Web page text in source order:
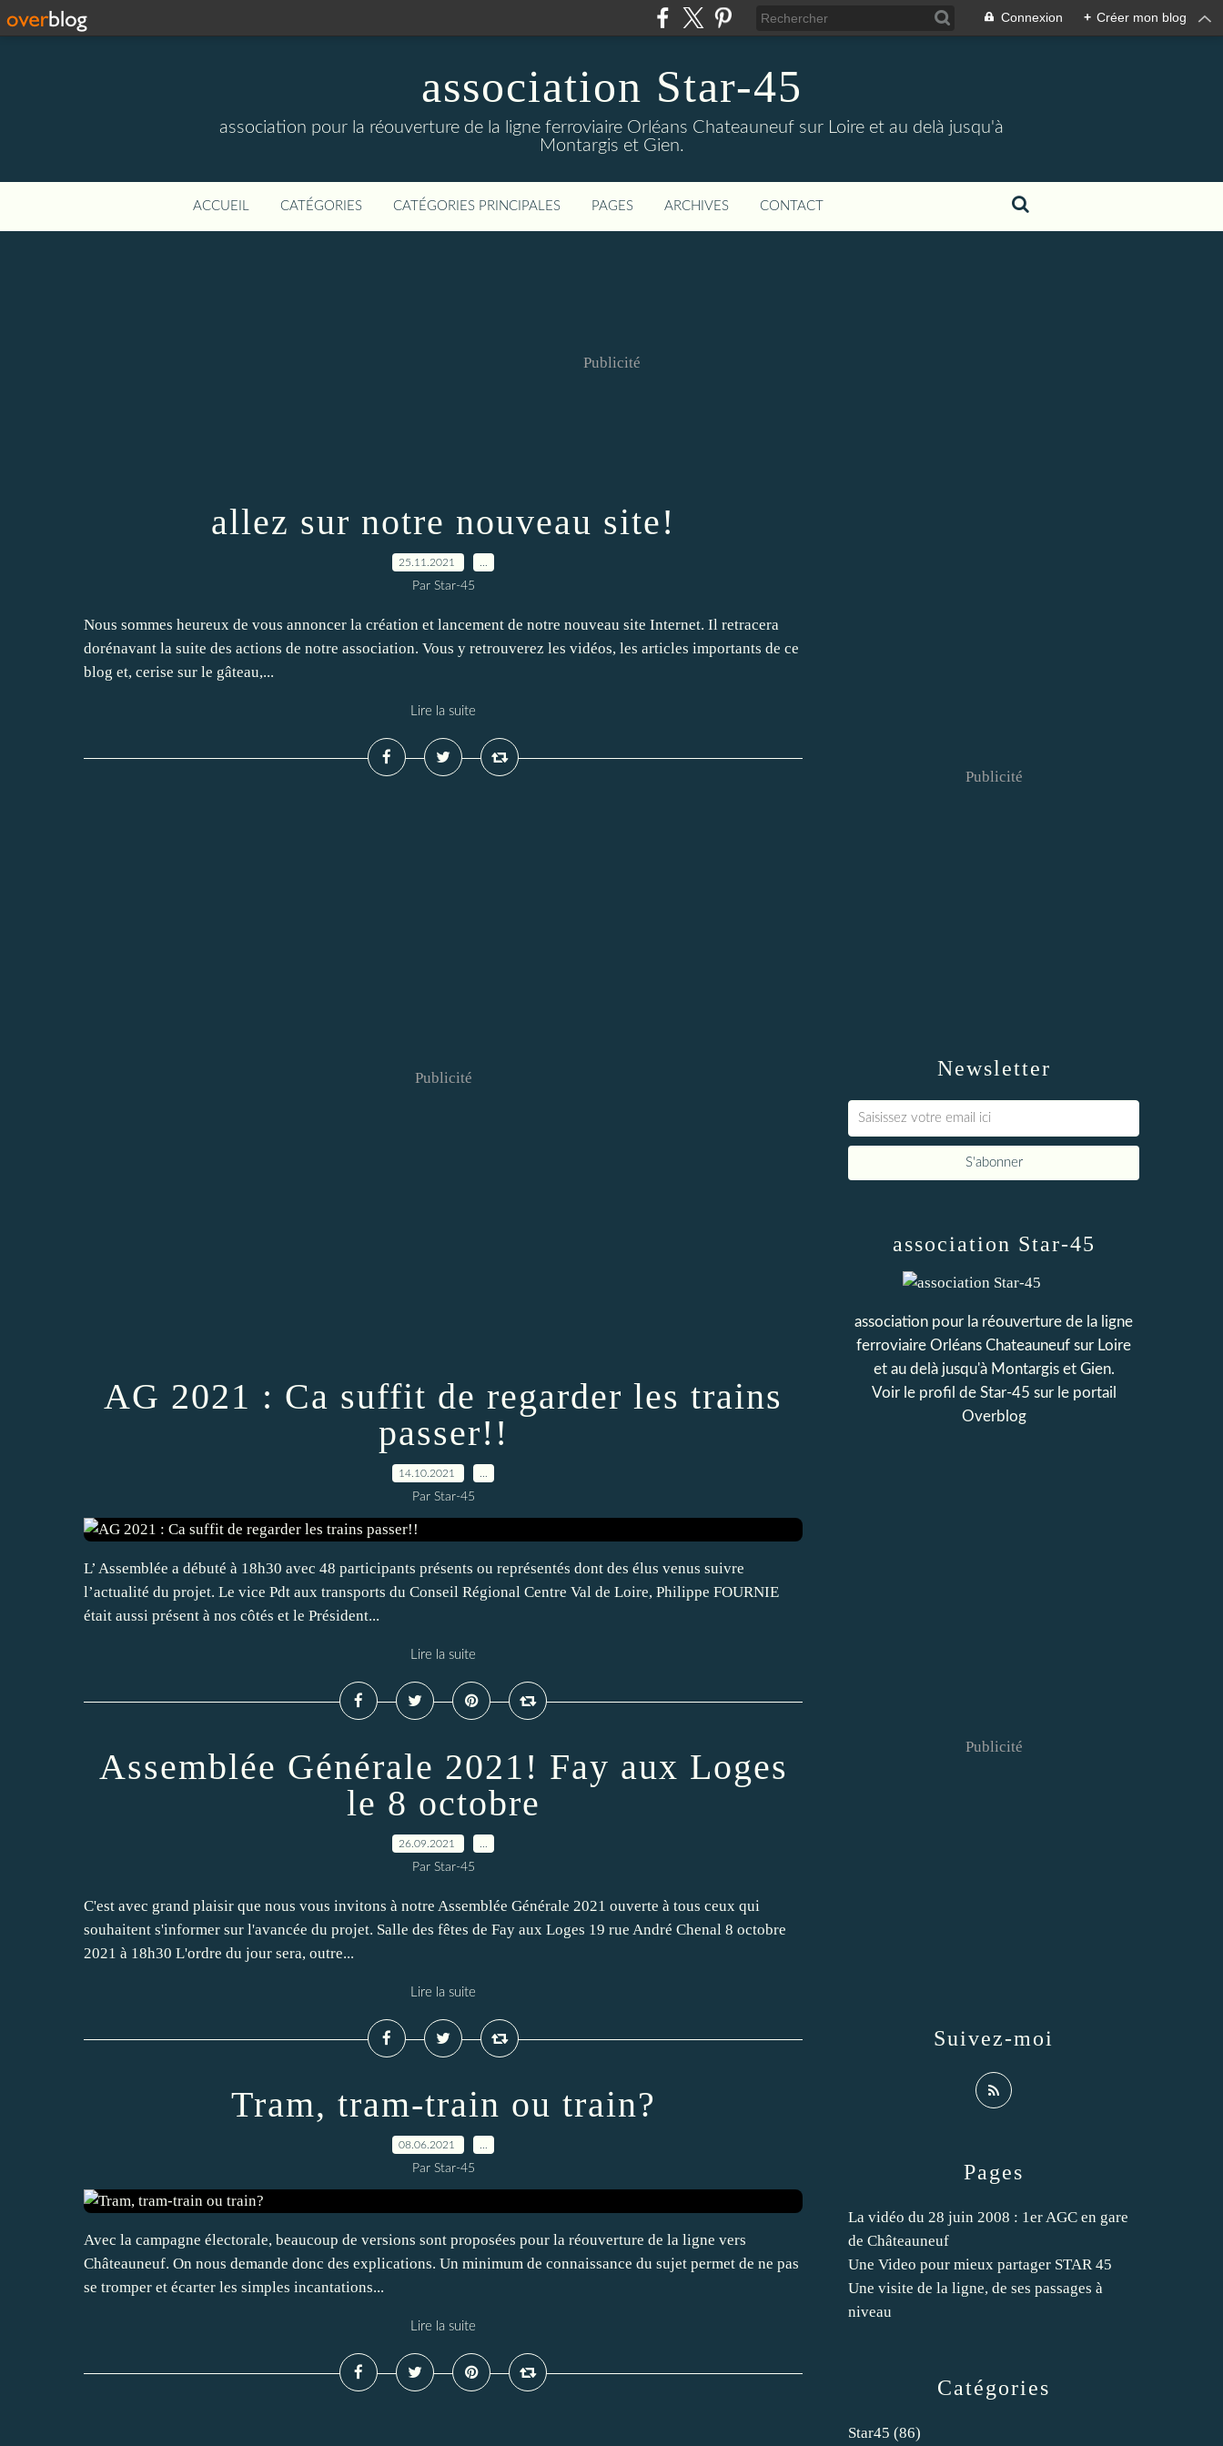
Connexion + Créer mon blog
association Star-45
association pour la réouverture de la ligne ferroviaire Orléans Chateauneuf sur Loire et au delà jusqu'à
Montargis et Gien.
ACCUEIL CATÉGORIES CATÉGORIES PRINCIPALES PAGES ARCHIVES CONTACT
Publicité
allez sur notre nouveau site!
25.11.2021
Par Star-45
Nous sommes heureux de vous annoncer la création et lancement de notre nouveau site Internet. Il retracera
dorénavant la suite des actions de notre association. Vous y retrouverez les vidéos, les articles importants de ce
blog et, cerise sur le gâteau,...
Lire la suite
Publicité
AG 2021 : Ca suffit de regarder les trains
passer!!
14.10.2021
Par Star-45
L’ Assemblée a débuté à 18h30 avec 48 participants présents ou représentés dont des élus venus suivre
l’actualité du projet. Le vice Pdt aux transports du Conseil Régional Centre Val de Loire, Philippe FOURNIE
était aussi présent à nos côtés et le Président...
Lire la suite
Assemblée Générale 2021! Fay aux Loges
le 8 octobre
26.09.2021
Par Star-45
C'est avec grand plaisir que nous vous invitons à notre Assemblée Générale 2021 ouverte à tous ceux qui
souhaitent s'informer sur l'avancée du projet. Salle des fêtes de Fay aux Loges 19 rue André Chenal 8 octobre
2021 à 18h30 L'ordre du jour sera, outre...
Lire la suite
Tram, tram-train ou train?
08.06.2021
Par Star-45
Avec la campagne électorale, beaucoup de versions sont proposées pour la réouverture de la ligne vers
Châteauneuf. On nous demande donc des explications. Un minimum de connaissance du sujet permet de ne pas
se tromper et écarter les simples incantations...
Lire la suite
Newsletter
Publicité
Catégories
Star45 (86)
Pages
La vidéo du 28 juin 2008 : 1er AGC en gare
de Châteauneuf
Une Video pour mieux partager STAR 45
Une visite de la ligne, de ses passages à
niveau
association Star-45
association pour la réouverture de la ligne
ferroviaire Orléans Chateauneuf sur Loire
et au delà jusqu'à Montargis et Gien.
Voir le profil de Star-45 sur le portail
Overblog
Suivez-moi
Publicité